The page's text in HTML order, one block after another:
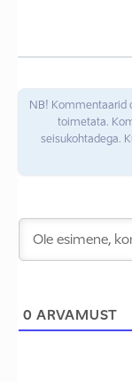
NB! Kommentaarid
toimetata.
seisukohtadega.
0 ARVAMUST